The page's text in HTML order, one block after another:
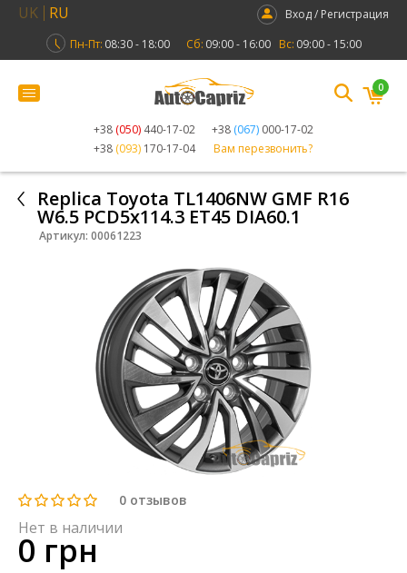
UK RU
Вход / Регистрация
Пн-Пт: 08:30 - 18:00 Сб: 09:00 - 16:00 Вс: 09:00 - 15:00
+38 (050) 440-17-02 +38 (067) 000-17-02
+38 (093) 170-17-04 Вам перезвонить?
0
Replica Toyota TL1406NW GMF R16
W6.5 PCD5x114.3 ET45 DIA60.1
Артикул: 00061223
0 отзывов
Нет в наличии
0 грн